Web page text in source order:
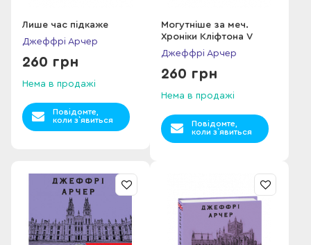
Лише час підкаже
Джеффрі Арчер
260 грн
Нема в продажі
Повідомте,
коли з`явиться
Могутніше за меч.
Хроніки Кліфтона V
Джеффрі Арчер
260 грн
Нема в продажі
Повідомте,
коли з`явиться